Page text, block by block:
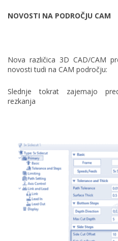
NOVOSTI NA PODROČJU CAM
Nova različica 3D CAD/CAM
novosti tudi na CAM področju:
Slednje tokrat zajemajo
rezkanja